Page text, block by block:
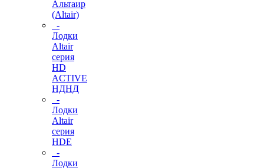
Альтаир
(Altair)
-
Лодки
Altair
серия
HD
ACTIVE
НДНД
-
Лодки
Altair
серия
HDE
-
Лодки